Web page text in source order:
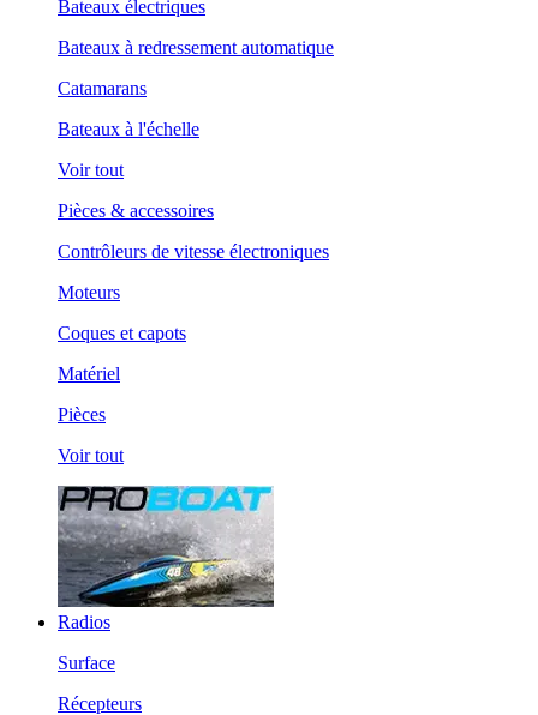
Bateaux électriques
Bateaux à redressement automatique
Catamarans
Bateaux à l'échelle
Voir tout
Pièces & accessoires
Contrôleurs de vitesse électroniques
Moteurs
Coques et capots
Matériel
Pièces
Voir tout
Radios
Surface
Récepteurs